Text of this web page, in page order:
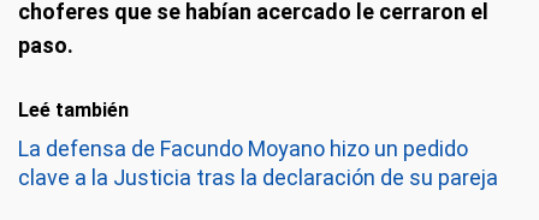
choferes que se habían acercado le cerraron el
paso.
Leé también
La defensa de Facundo Moyano hizo un pedido
clave a la Justicia tras la declaración de su pareja